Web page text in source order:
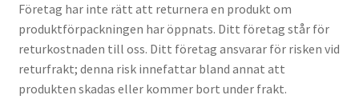
Företag har inte rätt att returnera en produkt om
produktförpackningen har öppnats. Ditt företag står för
returkostnaden till oss. Ditt företag ansvarar för risken vid
returfrakt; denna risk innefattar bland annat att
produkten skadas eller kommer bort under frakt.